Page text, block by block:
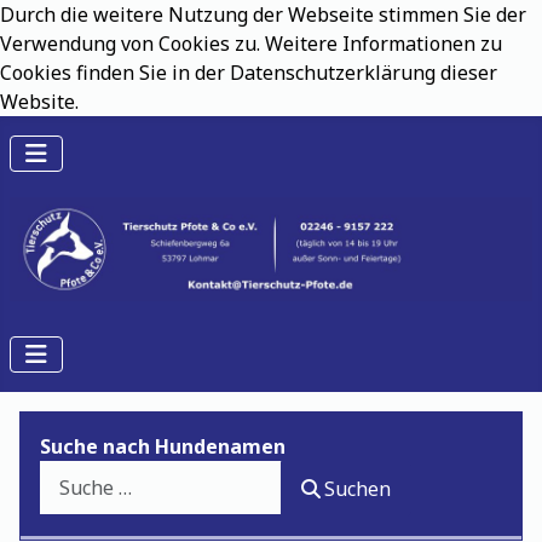
Durch die weitere Nutzung der Webseite stimmen Sie der
Verwendung von Cookies zu. Weitere Informationen zu
Cookies finden Sie in der Datenschutzerklärung dieser
Website.
Suche nach Hundenamen
Suchen